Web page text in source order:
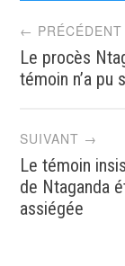
Post
← PRÉCÉDENT
Le procès
témoin n’a pu
SUIVANT →
Le témoin
de Ntaganda
assiégée